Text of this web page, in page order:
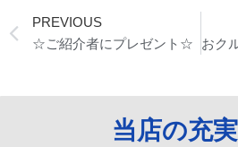
Prev
PREVIOUS
☆ご紹介者にプレゼント☆
当店の充